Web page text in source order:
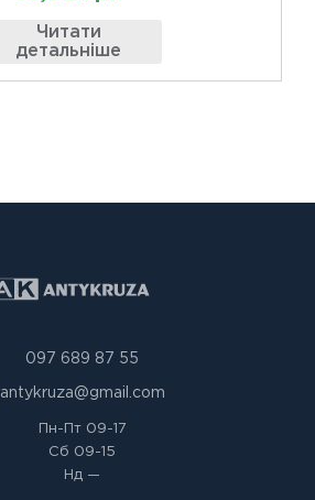
Читати
детальніше
097 689 87 55
antykruza@gmail.com
Пн-Пт09-17
Сб 09-15
Нд —